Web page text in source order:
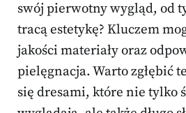
swój pierwotny wygląd, od
tracą estetykę? Kluczem
jakości materiały oraz
pielęgnacja. Warto zgłębić
się dresami, które nie tylko